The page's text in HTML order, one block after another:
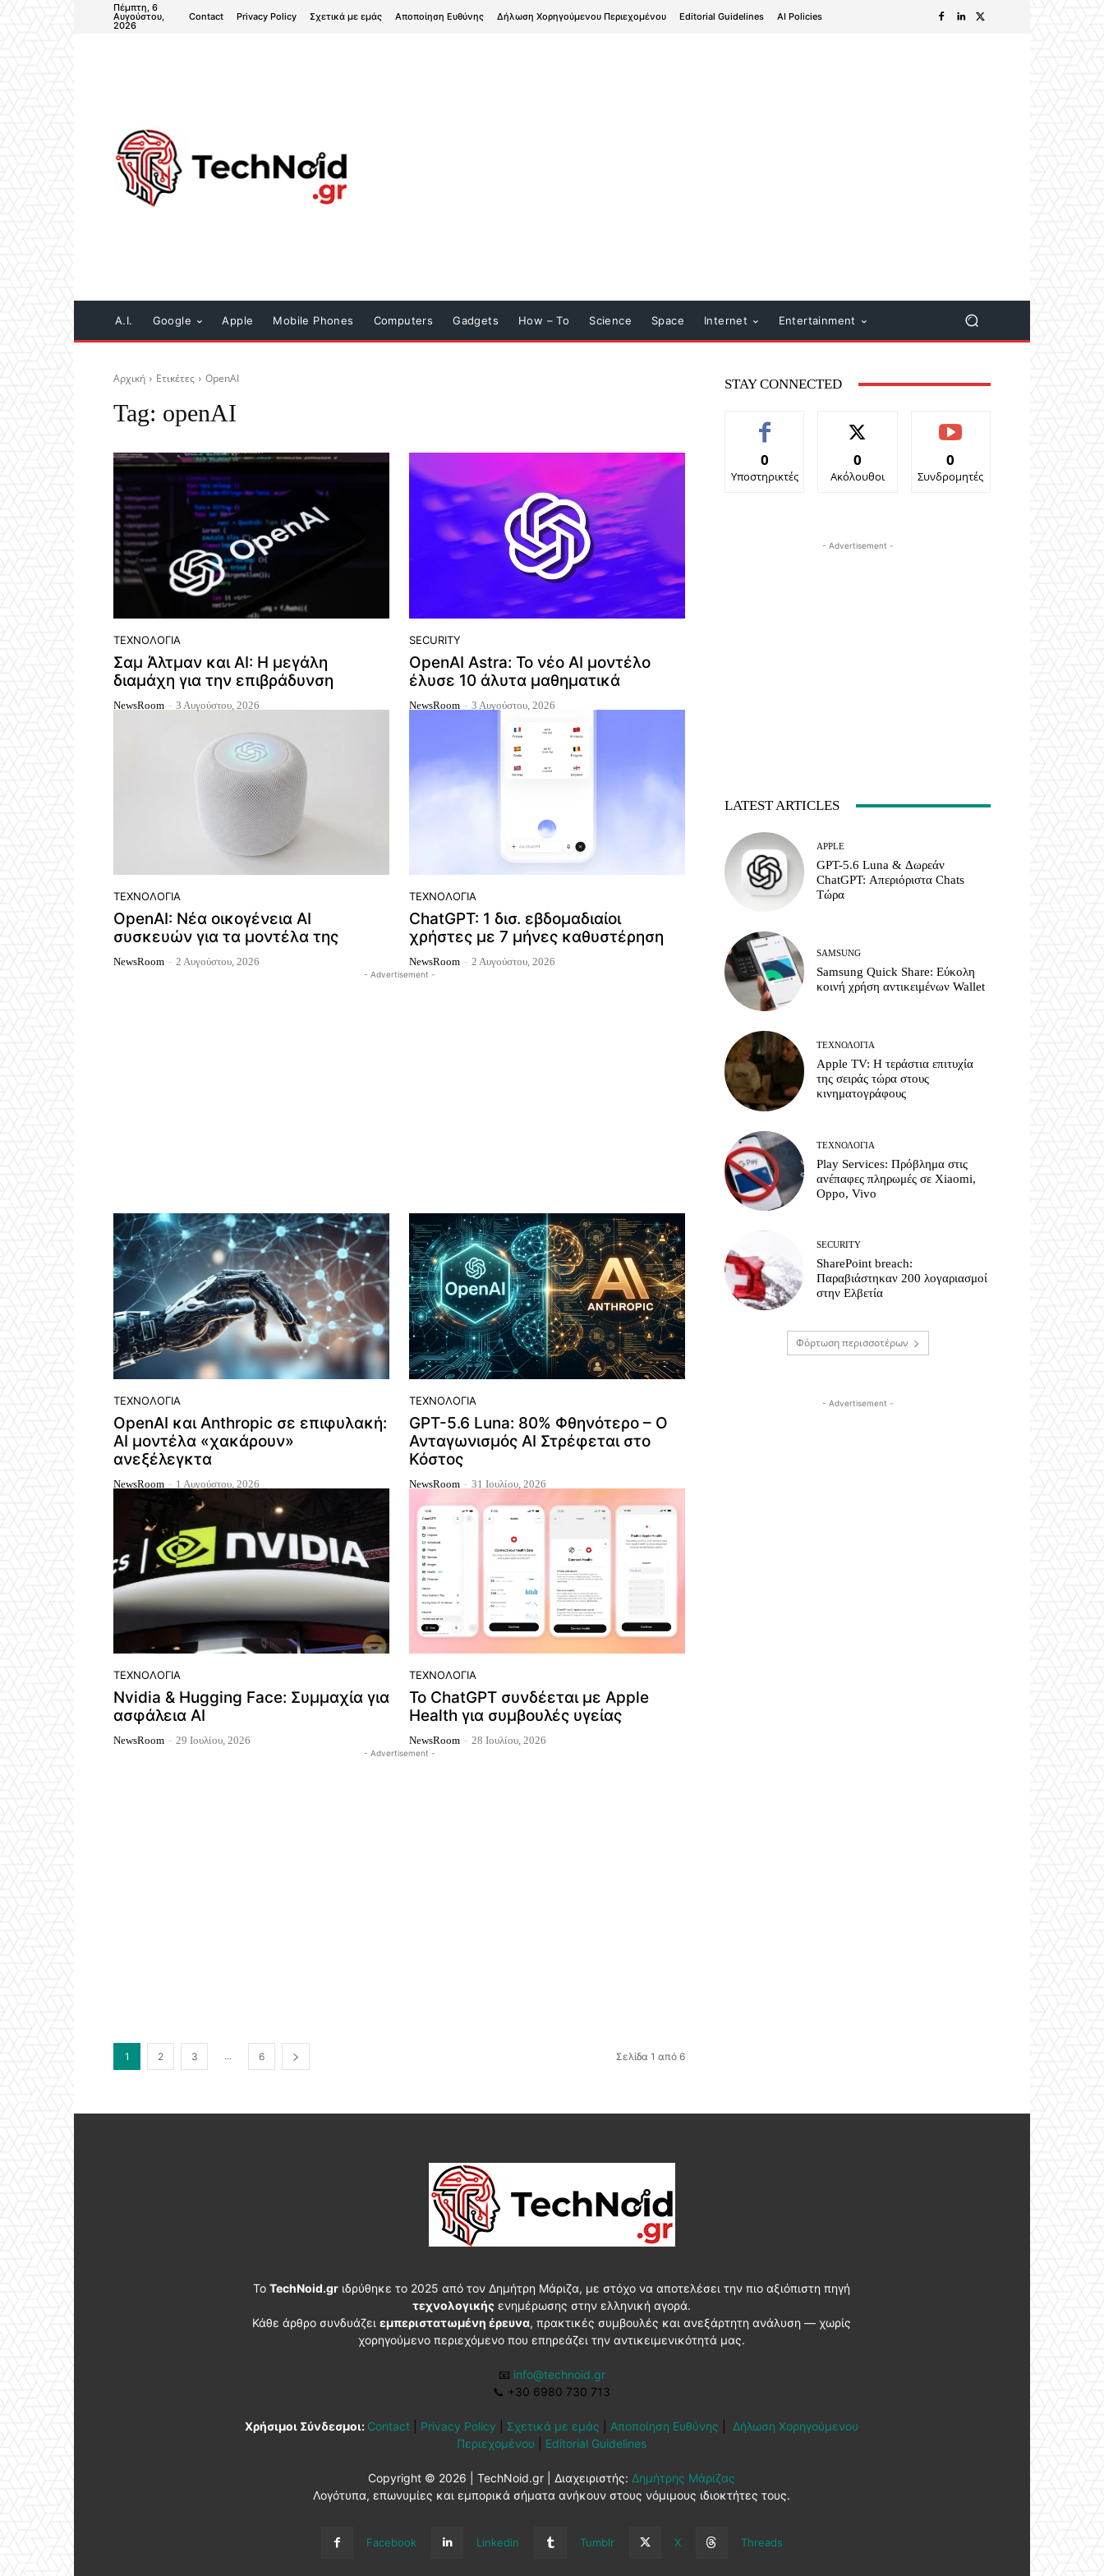
Πέμπτη, 6
Αυγούστου,
2026
Contact Privacy Policy Σχετικά με εμάς Αποποίηση Ευθύνης Δήλωση Χορηγούμενου Περιεχομένου Editorial Guidelines AI Policies
A.I. Google Apple Mobile Phones Computers Gadgets How – To Science Space Internet Entertainment
Αρχική Ετικέτες OpenAI
Tag: openAI
ΤΕΧΝΟΛΟΓΊΑ
Σαμ Άλτμαν και AI: Η μεγάλη
διαμάχη για την επιβράδυνση
NewsRoom - 3 Αυγούστου, 2026
SECURITY
OpenAI Astra: Το νέο AI μοντέλο
έλυσε 10 άλυτα μαθηματικά
NewsRoom - 3 Αυγούστου, 2026
ΤΕΧΝΟΛΟΓΊΑ
OpenAI: Νέα οικογένεια AI
συσκευών για τα μοντέλα της
NewsRoom - 2 Αυγούστου, 2026
ΤΕΧΝΟΛΟΓΊΑ
ChatGPT: 1 δισ. εβδομαδιαίοι
χρήστες με 7 μήνες καθυστέρηση
NewsRoom - 2 Αυγούστου, 2026
- Advertisement -
ΤΕΧΝΟΛΟΓΊΑ
OpenAI και Anthropic σε επιφυλακή:
AI μοντέλα «χακάρουν»
ανεξέλεγκτα
NewsRoom - 1 Αυγούστου, 2026
ΤΕΧΝΟΛΟΓΊΑ
GPT-5.6 Luna: 80% Φθηνότερο – Ο
Ανταγωνισμός AI Στρέφεται στο
Κόστος
NewsRoom - 31 Ιουλίου, 2026
ΤΕΧΝΟΛΟΓΊΑ
Nvidia & Hugging Face: Συμμαχία για
ασφάλεια AI
NewsRoom - 29 Ιουλίου, 2026
ΤΕΧΝΟΛΟΓΊΑ
Το ChatGPT συνδέεται με Apple
Health για συμβουλές υγείας
NewsRoom - 28 Ιουλίου, 2026
- Advertisement -
1 2 3 ... 6 Σελίδα 1 από 6
STAY CONNECTED
0
Υποστηρικτές
0
Ακόλουθοι
0
Συνδρομητές
- Advertisement -
LATEST ARTICLES
APPLE
GPT-5.6 Luna & Δωρεάν
ChatGPT: Απεριόριστα Chats
Τώρα
SAMSUNG
Samsung Quick Share: Εύκολη
κοινή χρήση αντικειμένων Wallet
ΤΕΧΝΟΛΟΓΊΑ
Apple TV: Η τεράστια επιτυχία
της σειράς τώρα στους
κινηματογράφους
ΤΕΧΝΟΛΟΓΊΑ
Play Services: Πρόβλημα στις
ανέπαφες πληρωμές σε Xiaomi,
Oppo, Vivo
SECURITY
SharePoint breach:
Παραβιάστηκαν 200 λογαριασμοί
στην Ελβετία
Φόρτωση περισσοτέρων
- Advertisement -
ΤοTechNoid.gr ιδρύθηκε το 2025 από τον Δημήτρη Μάριζα, με στόχο να αποτελέσει την πιο αξιόπιστη πηγή
τεχνολογικής ενημέρωσης στην ελληνική αγορά.
Κάθε άρθρο συνδυάζειεμπεριστατωμένη έρευνα, πρακτικές συμβουλές και ανεξάρτητη ανάλυση — χωρίς
χορηγούμενο περιεχόμενο που επηρεάζει την αντικειμενικότητά μας.
📧 info@technoid.gr
📞 +30 6980 730 713
Χρήσιμοι Σύνδεσμοι: Contact Privacy Policy Σχετικά με εμάς Αποποίηση Ευθύνης
Δήλωση Χορηγούμενου
Περιεχομένου
Editorial Guidelines
Copyright © 2026 | TechNoid.gr | Διαχειριστής: Δημήτρης Μάριζας
Λογότυπα, επωνυμίες και εμπορικά σήματα ανήκουν στους νόμιμους ιδιοκτήτες τους.
Facebook Linkedin Tumblr X Threads